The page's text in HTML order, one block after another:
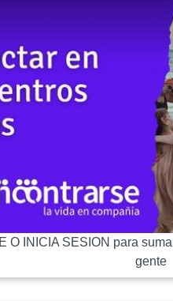
O INICIA SESION para
gente